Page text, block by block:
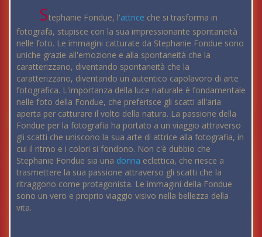
Stephanie Fondue, l'attrice che si trasforma in
fotografa, stupisce con la sua impressionante spontaneità
nelle foto. Le immagini catturate da Stephanie Fondue sono
uniche grazie all'emozione e alla spontaneità che la
caratterizzano, diventando spontaneità che la
caratterizzano, diventando un autentico capolavoro di arte
fotografica. L'importanza della luce naturale è fondamentale
nelle foto della Fondue, che preferisce gli scatti all'aria
aperta per catturare il volto della natura. La passione della
Fondue per la fotografia ha portato a un viaggio attraverso
gli scatti che uniscono la sua arte di attrice alla fotografia, in
cui il ritmo e i colori si fondono. Non c'è dubbio che
Stephanie Fondue sia una donna eclettica, che riesce a
trasmettere la sua passione attraverso gli scatti che la
ritraggono come protagonista. Le immagini della Fondue
sono un vero e proprio viaggio visivo nella bellezza della
vita.